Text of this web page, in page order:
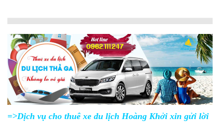
=>Dịch vụ cho thuê xe du lịch Hoàng Khởi xin gửi lời